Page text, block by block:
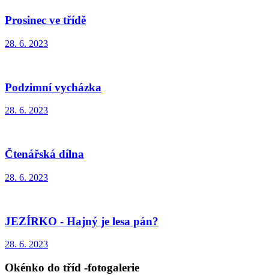
Prosinec ve třídě
28. 6. 2023
Podzimní vycházka
28. 6. 2023
Čtenářská dílna
28. 6. 2023
JEZÍRKO - Hajný je lesa pán?
28. 6. 2023
Okénko do tříd -fotogalerie